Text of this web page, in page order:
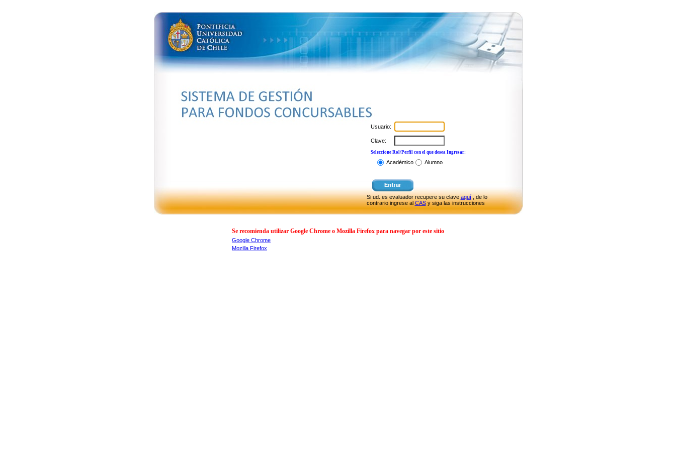
Usuario:
Clave:
Seleccione Rol/Perfil con el que desea Ingresar:
Académico Alumno
Si ud. es evaluador recupere su claveaquí , de lo
contrario ingrese alCAS y siga las instrucciones
Se recomienda utilizar Google Chrome o Mozilla Firefox para navegar por este sitio
Google Chrome
Mozilla Firefox